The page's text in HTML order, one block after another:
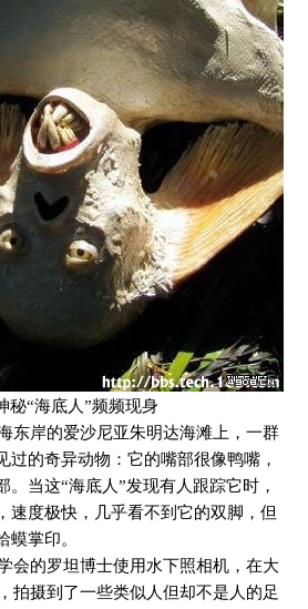
秘“海底人”频频现身
东岸的爱沙尼亚朱明达海滩上，一群
过的奇异动物：它的嘴部很像鸭嘴，
。当这“海底人”发现有人跟踪它时，
速度极快，几乎看不到它的双脚，但
蟆掌印。
会的罗坦博士使用水下照相机，在大
拍摄到了一些类似人但却不是人的足